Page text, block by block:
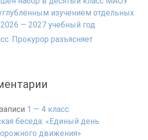
изучением отдельных
— 2027 учебный год
Прокурор разъясняет
1 — 4 класс.
беседа: «Единый день
движения»